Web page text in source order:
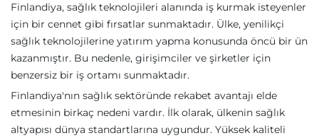
Finlandiya, sağlık teknolojileri alanında iş kurmak isteyenler
için bir cennet gibi fırsatlar sunmaktadır. Ülke, yenilikçi
sağlık teknolojilerine yatırım yapma konusunda öncü bir ün
kazanmıştır. Bu nedenle, girişimciler ve şirketler için
benzersiz bir iş ortamı sunmaktadır.
Finlandiya'nın sağlık sektöründe rekabet avantajı elde
etmesinin birkaç nedeni vardır. İlk olarak, ülkenin sağlık
altyapısı dünya standartlarına uygundur. Yüksek kaliteli